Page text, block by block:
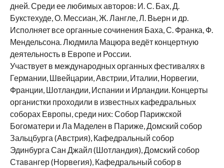
дней. Среди ее любимых авторов: И. С. Бах, Д.
Букстехуде, О. Мессиан, Ж. Лангле, Л. Вьерн и др.
Исполняет все органные сочинения Баха, С. Франка, Ф.
Мендельсона. Людмила Мацюра ведёт концертную
деятельность в Европе и России.
Участвует в международных органных фестивалях в
Германии, Швейцарии, Австрии, Италии, Норвегии,
Франции, Шотландии, Испании и Ирландии. Концерты
органистки проходили в известных кафедральных
соборах Европы, среди них: Собор Парижской
Богоматери и Ла Маделен в Париже, Домский собор
Зальцбурга (Австрия), Кафедральный собор
Эдинбурга Сан Джайл (Шотландия), Домский собор
Ставангер (Норвегия), Кафедральный собор в